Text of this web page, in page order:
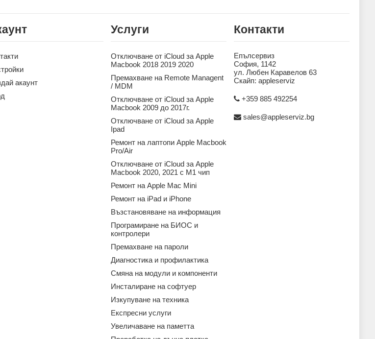
акаунт
Услуги
Отключване от iCloud за Apple
Macbook 2018 2019 2020
Премахване на Remote Managent
/ MDM
Отключване от iCloud за Apple
Macbook 2009 до 2017г.
Отключване от iCloud за Apple
Ipad
Ремонт на лаптопи Apple Macbook
Pro/Air
Отключване от iCloud за Apple
Macbook 2020, 2021 с M1 чип
Ремонт на Apple Mac Mini
Ремонт на iPad и iPhone
Възстановяване на информация
Програмиране на БИОС и
контролери
Премахване на пароли
Диагностика и профилактика
Смяна на модули и компоненти
Инсталиране на софтуер
Изкупуване на техника
Експресни услуги
Увеличаване на паметта
Контакти
Епълсервиз
София, 1142
ул. Любен Каравелов 63
Скайп: appleserviz
+359 885 492254
sales@appleserviz.bg